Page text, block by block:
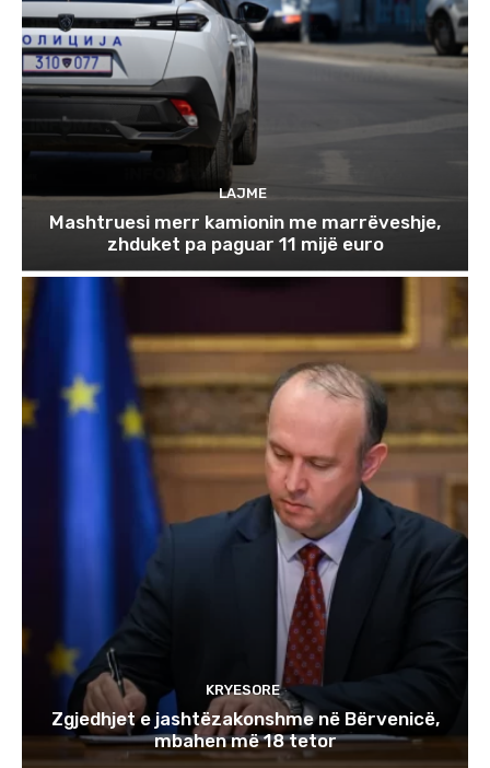
LAJME
Mashtruesi merr kamionin me marrëveshje,
zhduket pa paguar 11 mijë euro
KRYESORE
Zgjedhjet e jashtëzakonshme në Bërvenicë,
mbahen më 18 tetor